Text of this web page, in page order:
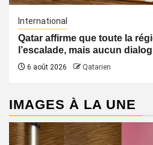
International
Qatar affirme que toute la
l’escalade, mais aucun
6 août 2026 Qatarien
IMAGES À LA UNE